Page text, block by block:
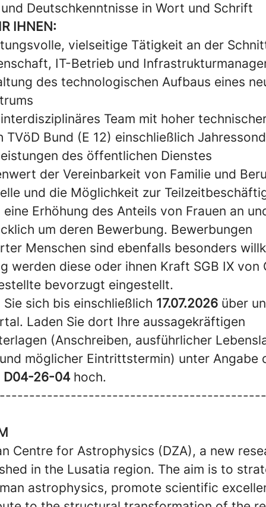
Deutschkenntnisse in Wort und Schrift
IHNEN:
vielseitige Tätigkeit an der
IT-Betrieb und
des technologischen Aufbaus eines
Team mit hoher
TVöD Bund (E 12) einschließlich
des öffentlichen Dienstes
der Vereinbarkeit von Familie und
und die Möglichkeit zur
Erhöhung des Anteils von Frauen an
um deren Bewerbung. Bewerbungen
Menschen sind ebenfalls besonders
werden diese oder ihnen Kraft SGB IX von
bevorzugt eingestellt.
sich bis einschließlich 17.07.2026 über
Laden Sie dort Ihre aussagekräftigen
(Anschreiben, ausführlicher
möglicher Eintrittstermin) unter Angabe
D04-26-04hoch.
Centre for Astrophysics (DZA), a new
in the Lusatia region. The aim is to
astrophysics, promote scientific